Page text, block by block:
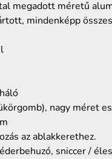
megadott méretű
mindenképp
nagy méret
az ablakkerethez.
sniccer /